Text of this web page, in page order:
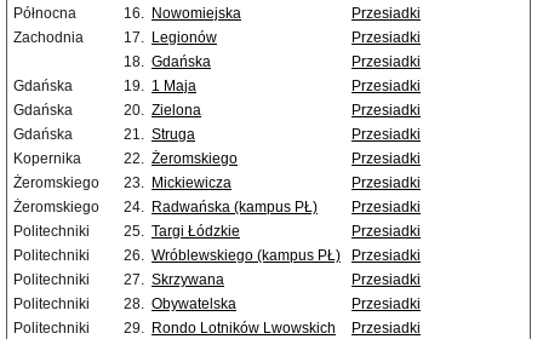
Północna
16. Nowomiejska
Przesiadki
Zachodnia
17. Legionów
Przesiadki
18. Gdańska
Przesiadki
Gdańska
19. 1 Maja
Przesiadki
Gdańska
20. Zielona
Przesiadki
Gdańska
21. Struga
Przesiadki
Kopernika
22. Żeromskiego
Przesiadki
Żeromskiego
23. Mickiewicza
Przesiadki
Żeromskiego
24. Radwańska (kampus PŁ)
Przesiadki
Politechniki
25. Targi Łódzkie
Przesiadki
Politechniki
26. Wróblewskiego (kampus PŁ)
Przesiadki
Politechniki
27. Skrzywana
Przesiadki
Politechniki
28. Obywatelska
Przesiadki
Politechniki
29. Rondo Lotników Lwowskich
Przesiadki